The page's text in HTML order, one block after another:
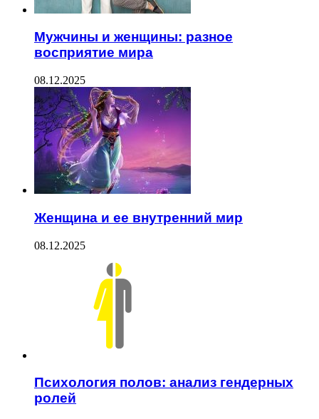
Мужчины и женщины: разное
восприятие мира
08.12.2025
Женщина и ее внутренний мир
08.12.2025
Психология полов: анализ гендерных
ролей